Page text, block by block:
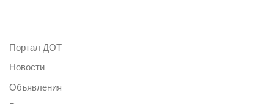
Портал ДОТ
Новости
Объявления